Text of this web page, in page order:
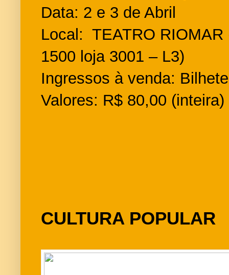
Data: 2 e 3 de Abril
Local: TEATRO RIOMAR
1500 loja 3001 – L3)
Ingressos à venda:
Valores: R$ 80,00
CULTURA POPULAR